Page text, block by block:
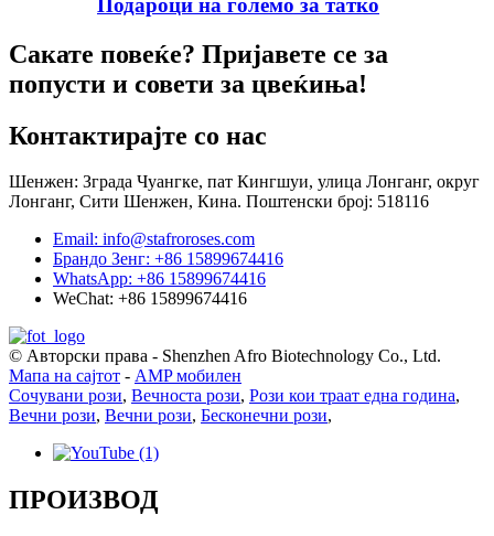
Подароци на големо за татко
Сакате повеќе? Пријавете се за
попусти и совети за цвеќиња!
Контактирајте со нас
Шенжен: Зграда Чуангке, пат Кингшуи, улица Лонганг, округ
Лонганг, Сити Шенжен, Кина. Поштенски број: 518116
Email: info@stafroroses.com
Брандо Зенг: +86 15899674416
WhatsApp: +86 15899674416
WeChat: +86 15899674416
© Авторски права - Shenzhen Afro Biotechnology Co., Ltd.
Мапа на сајтот - AMP мобилен
Сочувани рози, Вечноста рози, Рози кои траат една година,
Вечни рози, Вечни рози, Бесконечни рози,
ПРОИЗВОД